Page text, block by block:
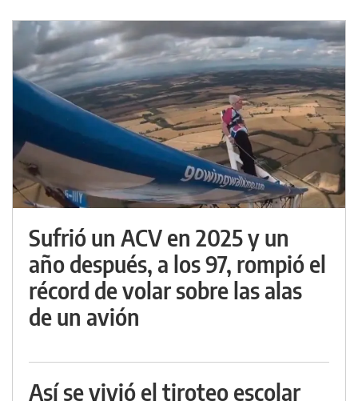
Sufrió un ACV en 2025 y un
año después, a los 97, rompió el
récord de volar sobre las alas
de un avión
Así se vivió el tiroteo escolar